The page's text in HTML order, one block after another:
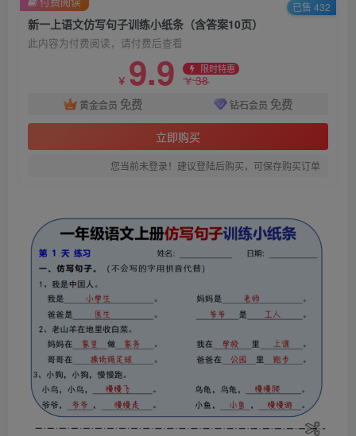
新一上语文仿写句子训练小纸条（含答案10页）
此内容为付费阅读，请付费后查看
￥ 9.9 限时特惠
￥38
黄金会员 免费 钻石会员 免费
立即购买
您当前未登录！建议登陆后购买，可保存购买订单
已售 432